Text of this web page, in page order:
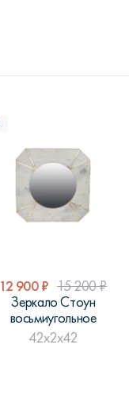
12 900₽ 15 200₽
Зеркало Стоун
восьмиугольное
42x2x42